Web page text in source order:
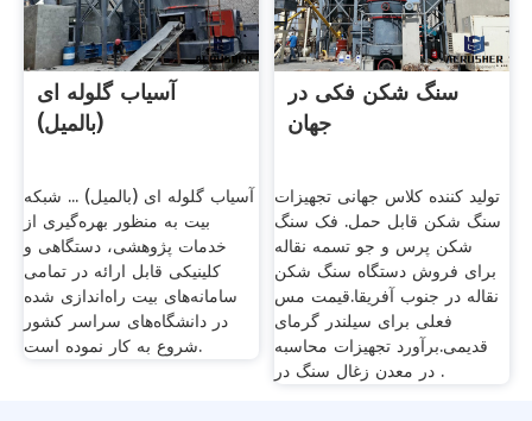
آسیاب گلوله ای
(بالمیل)
آسیاب گلوله ای (بالمیل) ... شبکه
بیت به منظور بهره‌گیری از
خدمات پژوهشی، دستگاهی و
کلینیکی قابل ارائه در تمامی
سامانه‌های بیت راه‌اندازی شده
در دانشگاه‌های سراسر کشور
شروع به کار نموده است.
سنگ شکن فکی در
جهان
تولید کننده کلاس جهانی تجهیزات
سنگ شکن قابل حمل. فک سنگ
شکن پرس و جو تسمه نقاله
برای فروش دستگاه سنگ شکن
نقاله در جنوب آفریقا.قیمت مس
فعلی برای سیلندر گرمای
قدیمی.برآورد تجهیزات محاسبه
در معدن زغال سنگ در .